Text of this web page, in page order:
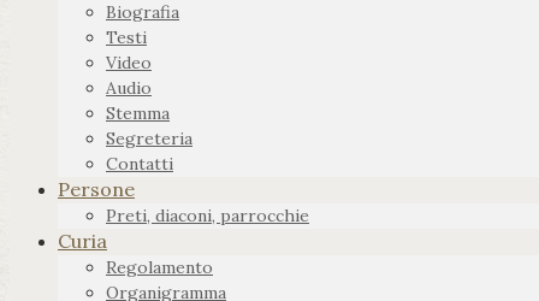
Biografia
Testi
Video
Audio
Stemma
Segreteria
Contatti
Persone
Preti, diaconi, parrocchie
Curia
Regolamento
Organigramma